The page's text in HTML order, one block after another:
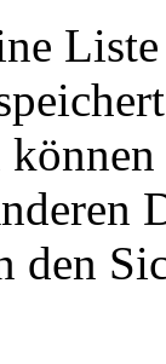
den